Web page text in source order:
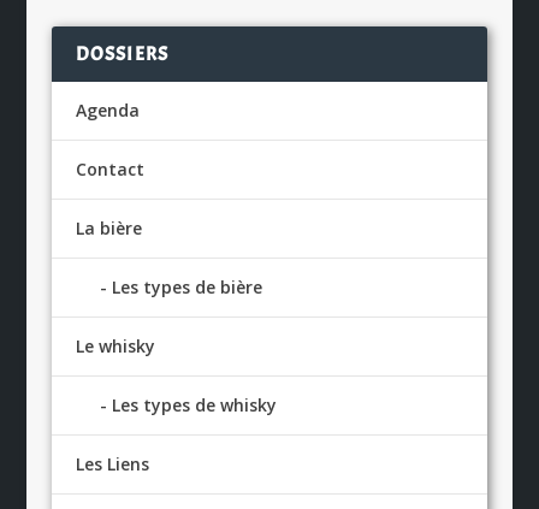
DOSSIERS
Agenda
Contact
La bière
Les types de bière
Le whisky
Les types de whisky
Les Liens